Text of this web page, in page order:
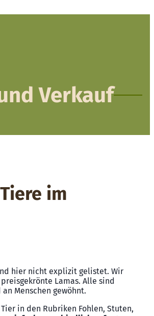
Verkauf
im
hier nicht explizit gelistet. Wir
Lamas. Alle sind
Menschen gewöhnt.
in den Rubriken Fohlen, Stuten,